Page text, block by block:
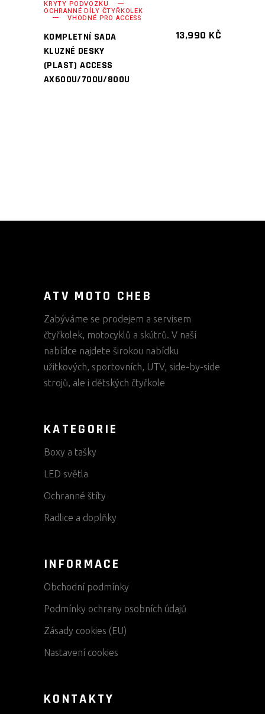
KRYTY PODVOZKU
OCHRANNÉ DÍLY ČTYŘKOLEK
VHODNÉ PRO ACCESS
KOMPLETNÍ SADA
KLUZNÉ DESKY
(PLAST) ACCESS
AX600U/700U/800U
13,990 KČ
ATV MOTO CHEB
Zabýváme se prodejem a servisem
čtyřkolek, motocyklů a skútrů. V naší
nabídce najdete širokou nabídku
užitkových, sportovních, UTV, side-by-side
strojů, ale i dětských čtyřkole
KATEGORIE
Boxy a tašky
LED světla
Ochranné štíty
Radlice a doplňky
INFORMACE
Obchodní podmínky
Podmínky ochrany osobních údajů
Zásady cookies (EU)
Nastavení cookies
KONTAKTY